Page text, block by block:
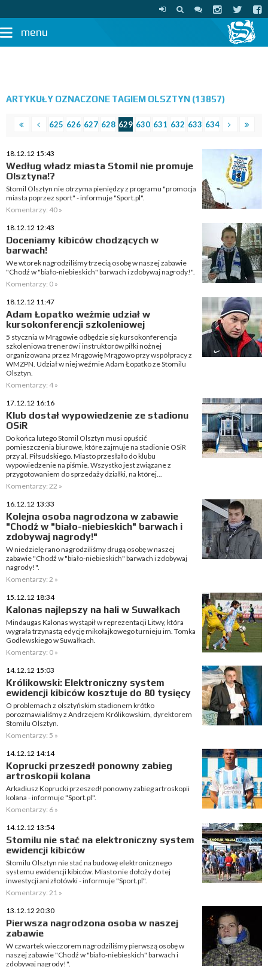
menu
ARTYKUŁY OZNACZONE TAGIEM OLSZTYN (13857)
625 626 627 628 629 630 631 632 633 634
18.12.12 15:43
Według władz miasta Stomil nie promuje
Olsztyna!?
Stomil Olsztyn nie otrzyma pieniędzy z programu "promocja
miasta poprzez sport" - informuje "Sport.pl".
Komentarzy: 40 »
18.12.12 12:43
Doceniamy kibiców chodzących w
barwach!
We wtorek nagrodziliśmy trzecią osobę w naszej zabawie
"Chodź w "biało-niebieskich" barwach i zdobywaj nagrody!".
Komentarzy: 0 »
18.12.12 11:47
Adam Łopatko weźmie udział w
kursokonferencji szkoleniowej
5 stycznia w Mrągowie odbędzie się kursokonferencja
szkoleniowa trenerów i instruktorów piłki nożnej
organizowana przez Mrągowię Mrągowo przy współpracy z
WMZPN. Udział w niej weźmie Adam Łopatko ze Stomilu
Olsztyn.
Komentarzy: 4 »
17.12.12 16:16
Klub dostał wypowiedzenie ze stadionu
OSiR
Do końca lutego Stomil Olsztyn musi opuścić
pomieszczenia biurowe, które zajmuje na stadionie OSiR
przy al. Piłsudskiego. Miasto przesłało do klubu
wypowiedzenie na piśmie. Wszystko jest związane z
przygotowaniem do sprzedaży działki, na której...
Komentarzy: 22 »
16.12.12 13:33
Kolejna osoba nagrodzona w zabawie
"Chodź w "biało-niebieskich" barwach i
zdobywaj nagrody!"
W niedzielę rano nagrodziliśmy drugą osobę w naszej
zabawie "Chodź w "biało-niebieskich" barwach i zdobywaj
nagrody!".
Komentarzy: 2 »
15.12.12 18:34
Kalonas najlepszy na hali w Suwałkach
Mindaugas Kalonas wystąpił w reprezentacji Litwy, która
wygrała trzynastą edycję mikołajkowego turnieju im. Tomka
Godlewskiego w Suwałkach.
Komentarzy: 0 »
14.12.12 15:03
Królikowski: Elektroniczny system
ewidencji kibiców kosztuje do 80 tysięcy
O problemach z olsztyńskim stadionem krótko
porozmawialiśmy z Andrzejem Królikowskim, dyrektorem
Stomilu Olsztyn.
Komentarzy: 5 »
14.12.12 14:14
Koprucki przeszedł ponowny zabieg
artroskopii kolana
Arkadiusz Koprucki przeszedł ponowny zabieg artroskopii
kolana - informuje "Sport.pl".
Komentarzy: 6 »
14.12.12 13:54
Stomilu nie stać na elektroniczny system
ewidencji kibiców
Stomilu Olsztyn nie stać na budowę elektronicznego
systemu ewidencji kibiców. Miasto nie dołoży do tej
inwestycji ani złotówki - informuje "Sport.pl".
Komentarzy: 21 »
13.12.12 20:30
Pierwsza nagrodzona osoba w naszej
zabawie
W czwartek wieczorem nagrodziliśmy pierwszą osobę w
naszej zabawie "Chodź w "biało-niebieskich" barwach i
zdobywaj nagrody!".